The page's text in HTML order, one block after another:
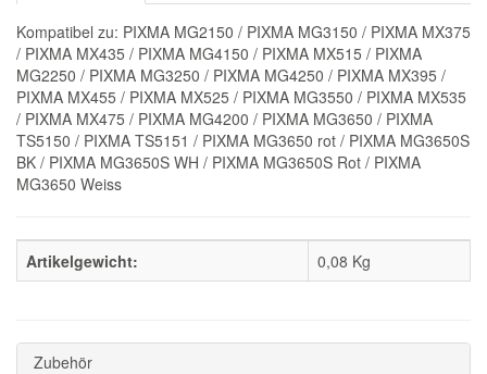
Kompatibel zu: PIXMA MG2150 / PIXMA MG3150 / PIXMA MX375
/ PIXMA MX435 / PIXMA MG4150 / PIXMA MX515 / PIXMA
MG2250 / PIXMA MG3250 / PIXMA MG4250 / PIXMA MX395 /
PIXMA MX455 / PIXMA MX525 / PIXMA MG3550 / PIXMA MX535
/ PIXMA MX475 / PIXMA MG4200 / PIXMA MG3650 / PIXMA
TS5150 / PIXMA TS5151 / PIXMA MG3650 rot / PIXMA MG3650S
BK / PIXMA MG3650S WH / PIXMA MG3650S Rot / PIXMA
MG3650 Weiss
Artikelgewicht: 0,08 Kg
Zubehör